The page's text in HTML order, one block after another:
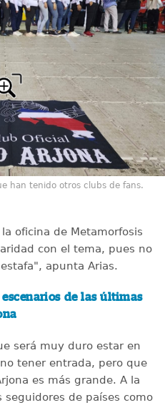
han tenido otros clubs de fans.
oficina de Metamorfosis
con el tema, pues no
apunta Arias.
escenarios de las últimas
será muy duro estar en
tener entrada, pero que
es más grande. A la
de países como